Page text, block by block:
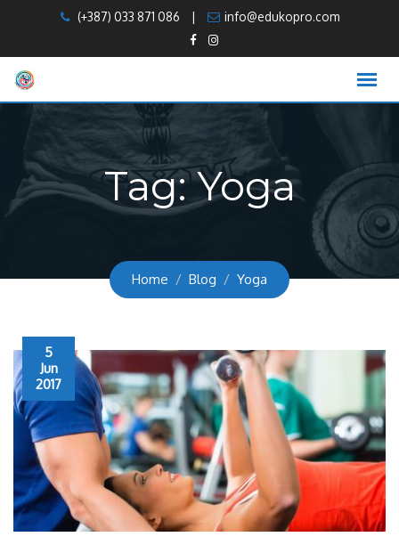
content
(+387) 033 871 086 | info@edukopro.com
Tag:Yoga
Home Blog Yoga
5
Jun
2017